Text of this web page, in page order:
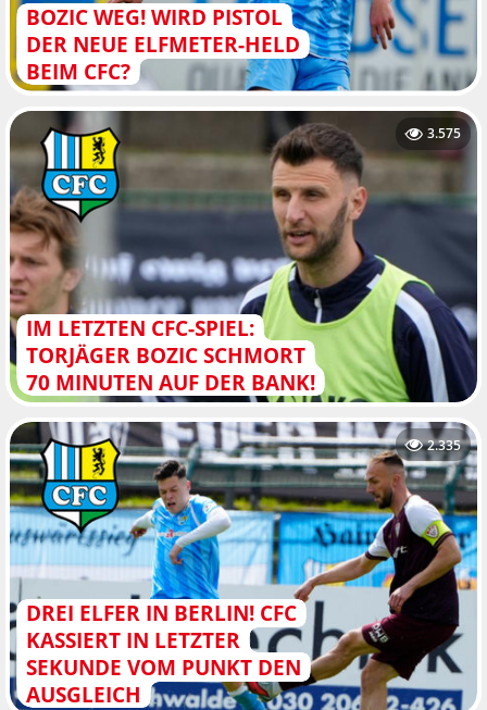
BOZIC WEG! WIRD PISTOL
DER NEUE ELFMETER-HELD
BEIM CFC?
IM LETZTEN CFC-SPIEL:
TORJÄGER BOZIC SCHMORT
70 MINUTEN AUF DER BANK!
3.575
DREI ELFER IN BERLIN! CFC
KASSIERT IN LETZTER
SEKUNDE VOM PUNKT DEN
AUSGLEICH
2.335